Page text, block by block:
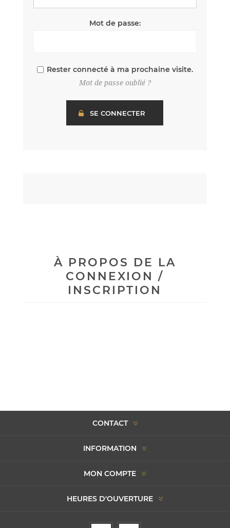
Mot de passe:
Rester connecté à ma prochaine visite.
Mot de passe oublié ?
À PROPOS DE LA
CONNEXION /
INSCRIPTION
CONTACT
INFORMATION
MON COMPTE
HEURES D'OUVERTURE